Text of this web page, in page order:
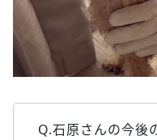
Q.石原さんの今後